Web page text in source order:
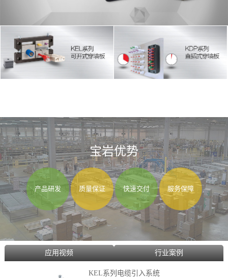
宝岩优势
产品研发 质量保证 快速交付 服务保障
应用视频 行业案例
KEL系列电缆引入系统